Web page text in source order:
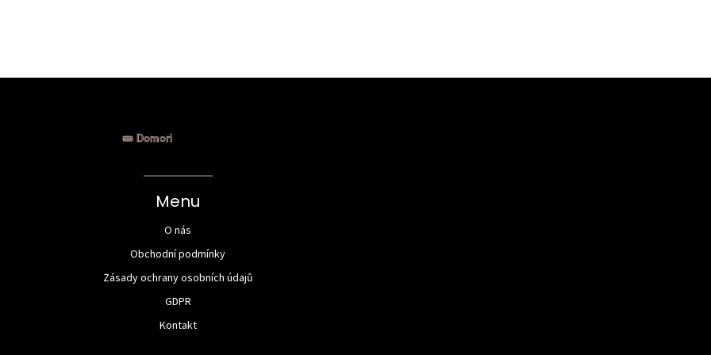
Menu
O nás
Obchodní podmínky
Zásady ochrany osobních údajů
GDPR
Kontakt